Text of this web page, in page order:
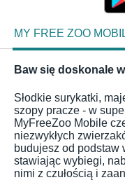
MY FREE ZOO
Baw się doskonale
Słodkie surykatki,
szopy pracze - w
MyFreeZoo Mobile
niezwykłych
budujesz od podstaw
stawiając wybiegi,
nimi z czułością i